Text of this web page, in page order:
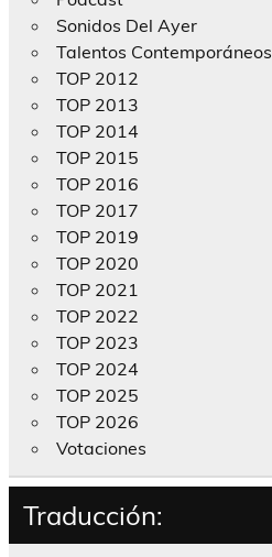
Sonidos Del Ayer
Talentos Contemporáneos
TOP 2012
TOP 2013
TOP 2014
TOP 2015
TOP 2016
TOP 2017
TOP 2019
TOP 2020
TOP 2021
TOP 2022
TOP 2023
TOP 2024
TOP 2025
TOP 2026
Votaciones
Traducción: